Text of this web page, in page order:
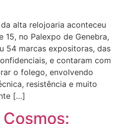
alta relojoaria aconteceu
no Palexpo de Genebra,
54 marcas expositoras, das
e contaram com
o folego, envolvendo
resistência e muito
[…]